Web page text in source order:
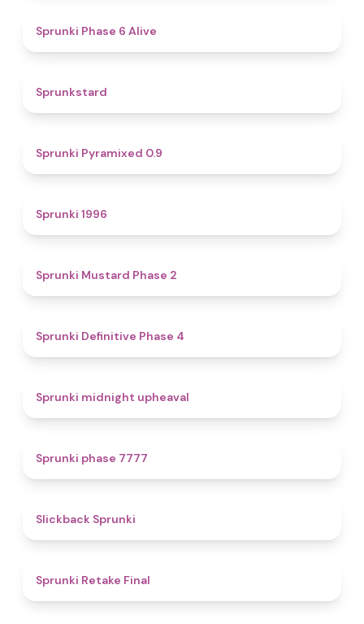
Sprunki Phase 6 Alive
Sprunkstard
Sprunki Pyramixed 0.9
Sprunki 1996
Sprunki Mustard Phase 2
Sprunki Definitive Phase 4
Sprunki midnight upheaval
Sprunki phase 7777
Slickback Sprunki
Sprunki Retake Final